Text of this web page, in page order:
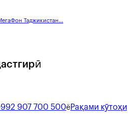
Таджикистан...
907 700 500ёРақами кӯтоҳи